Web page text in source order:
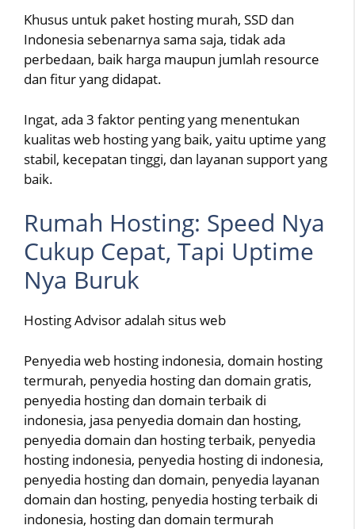
Khusus untuk paket hosting murah, SSD dan
Indonesia sebenarnya sama saja, tidak ada
perbedaan, baik harga maupun jumlah resource
dan fitur yang didapat.
Ingat, ada 3 faktor penting yang menentukan
kualitas web hosting yang baik, yaitu uptime yang
stabil, kecepatan tinggi, dan layanan support yang
baik.
Rumah Hosting: Speed Nya
Cukup Cepat, Tapi Uptime
Nya Buruk
Hosting Advisor adalah situs web
Penyedia web hosting indonesia, domain hosting
termurah, penyedia hosting dan domain gratis,
penyedia hosting dan domain terbaik di
indonesia, jasa penyedia domain dan hosting,
penyedia domain dan hosting terbaik, penyedia
hosting indonesia, penyedia hosting di indonesia,
penyedia hosting dan domain, penyedia layanan
domain dan hosting, penyedia hosting terbaik di
indonesia, hosting dan domain termurah